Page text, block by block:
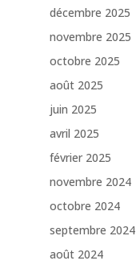
décembre 2025
novembre 2025
octobre 2025
août 2025
juin 2025
avril 2025
février 2025
novembre 2024
octobre 2024
septembre 2024
août 2024